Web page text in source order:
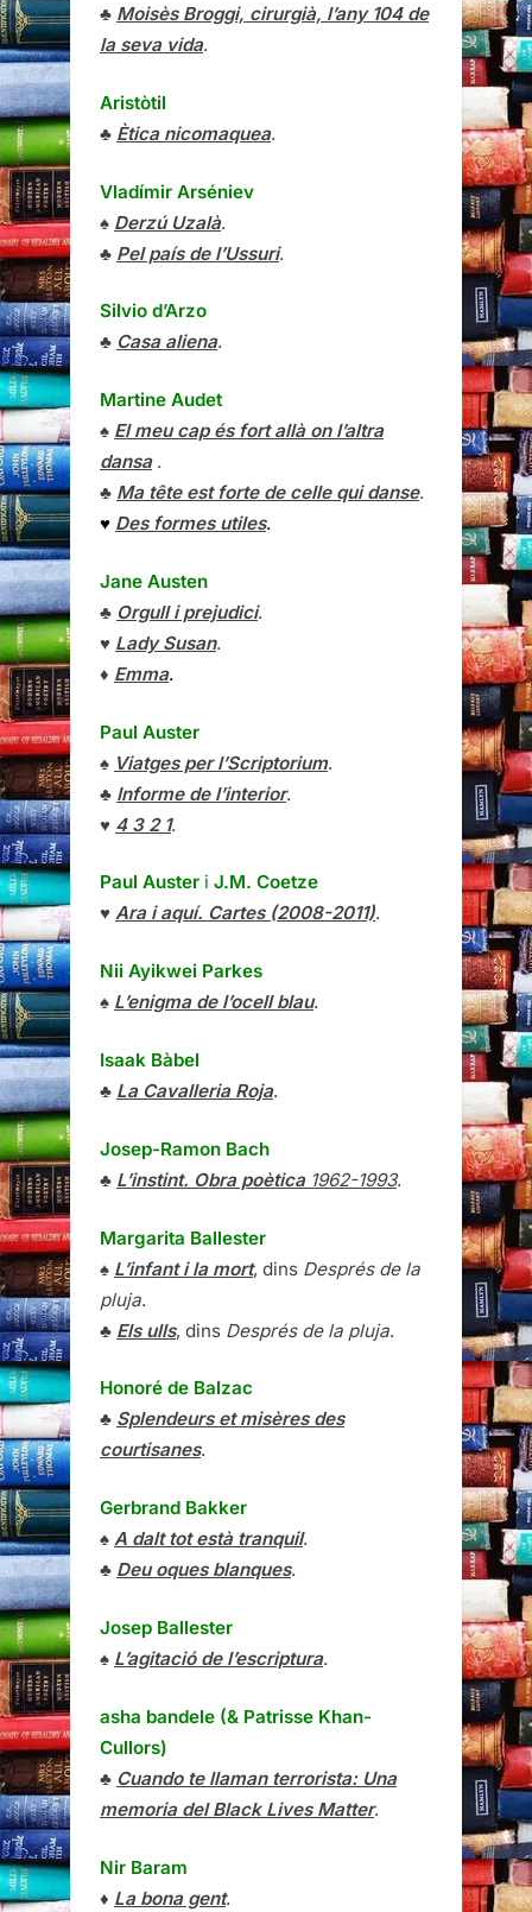
♣ Moisès Broggi, cirurgià, l’any 104 de
la seva vida.
Aristòtil
♣ Ètica nicomaquea.
Vladímir Arséniev
♠ Derzú Uzalà.
♣ Pel país de l’Ussuri.
Silvio d’Arzo
♣ Casa aliena.
Martine Audet
♠ El meu cap és fort allà on l’altra
dansa.
♣ Ma tête est forte de celle qui danse.
♥ Des formes utiles.
Jane Austen
♣ Orgull i prejudici.
♥ Lady Susan.
♦ Emma.
Paul Auster
♠ Viatges per l’Scriptorium.
♣ Informe de l’interior.
♥ 4 3 2 1.
Paul Auster i J.M. Coetze
♥ Ara i aquí. Cartes (2008-2011).
Nii Ayikwei Parkes
♠ L’enigma de l’ocell blau.
Isaak Bàbel
♣ La Cavalleria Roja.
Josep-Ramon Bach
♣ L’instint. Obra poètica1962-1993.
Margarita Ballester
♠ L’infant i la mort, dins Després de la
pluja.
♣ Els ulls, dins Després de la pluja.
Honoré de Balzac
♣ Splendeurs et misères des
courtisanes.
Gerbrand Bakker
♠ A dalt tot està tranquil.
♣ Deu oques blanques.
Josep Ballester
♠ L’agitació de l’escriptura.
asha bandele (& Patrisse Khan-
Cullors)
♣ Cuando te llaman terrorista: Una
memoria del Black Lives Matter.
Nir Baram
♦ La bona gent.